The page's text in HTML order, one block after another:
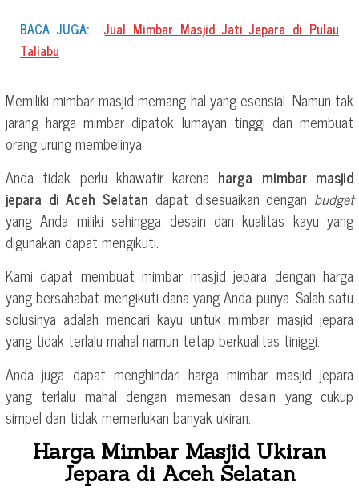
BACA JUGA:
Jual Mimbar Masjid Jati Jepara di Pulau
Taliabu
Memiliki mimbar masjid memang hal yang esensial. Namun tak
jarang harga mimbar dipatok lumayan tinggi dan membuat
orang urung membelinya.
Anda tidak perlu khawatir karena harga mimbar masjid
jepara di Aceh Selatan dapat disesuaikan dengan budget
yang Anda miliki sehingga desain dan kualitas kayu yang
digunakan dapat mengikuti.
Kami dapat membuat mimbar masjid jepara dengan harga
yang bersahabat mengikuti dana yang Anda punya. Salah satu
solusinya adalah mencari kayu untuk mimbar masjid jepara
yang tidak terlalu mahal namun tetap berkualitas tiniggi.
Anda juga dapat menghindari harga mimbar masjid jepara
yang terlalu mahal dengan memesan desain yang cukup
simpel dan tidak memerlukan banyak ukiran.
Harga Mimbar Masjid Ukiran
Jepara di Aceh Selatan